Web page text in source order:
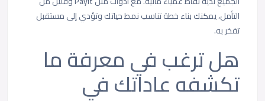
التأمل، يمكنك بناء خطة تناسب نمط حياتك وتؤدي إلى مستقبل
تفخر به.
هل ترغب في معرفة ما
تكشفه عاداتك في